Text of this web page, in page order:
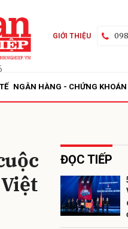
GIỚI THIỆU
NGÂN HÀNG - CHỨNG KHOÁN
ĐỌC TIẾP
Gửi